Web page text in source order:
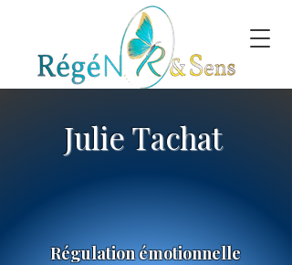
Julie Tachat
Régulation émotionnelle